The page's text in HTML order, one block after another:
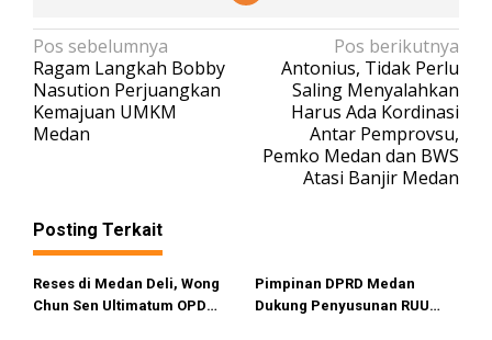
N
a
v
i
s
i
p
Pos sebelumnya
Ragam Langkah Bobby
Nasution Perjuangkan
Kemajuan UMKM
Medan
Pos berikutnya
Antonius, Tidak Perlu
Saling Menyalahkan
Harus Ada Kordinasi
Antar Pemprovsu,
Pemko Medan dan BWS
Atasi Banjir Medan
Posting Terkait
Reses di Medan Deli, Wong
Chun Sen Ultimatum OPD
Pimpinan DPRD Medan
Dukung Penyusunan RUU